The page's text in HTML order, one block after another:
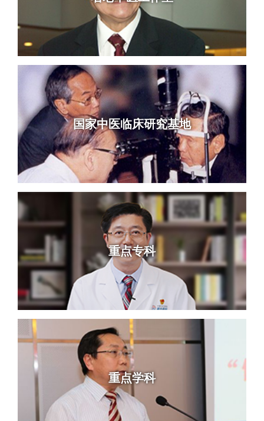
国家中医临床研究基地
重点专科
重点学科